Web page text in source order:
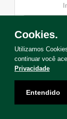
Solicite
Cookies.
Utilizamos
continuar você
Privacidade
Entendido